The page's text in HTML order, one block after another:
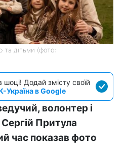
та дітьми (фото:
шоці! Додай змісту своїй
Україна в Google
волонтер і
Притула
час показав фото